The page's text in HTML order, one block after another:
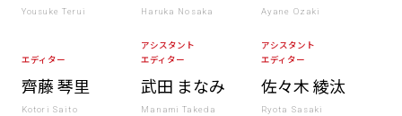
Yousuke Terui Haruka Nosaka Ayane Ozaki
エディター
齊藤 琴里
Kotori Saito
アシスタント
エディター
武田 まなみ
Manami Takeda
アシスタント
エディター
佐々木 綾汰
Ryota Sasaki